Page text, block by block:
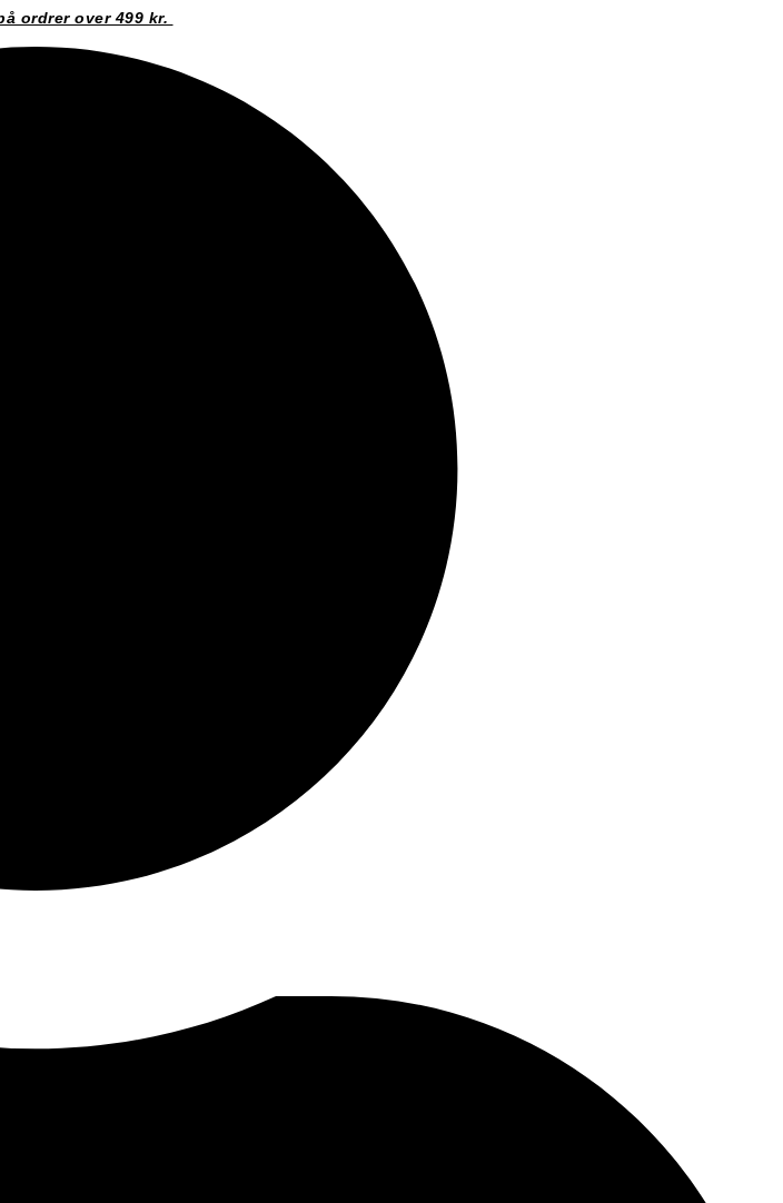
ordrer over 499 kr.